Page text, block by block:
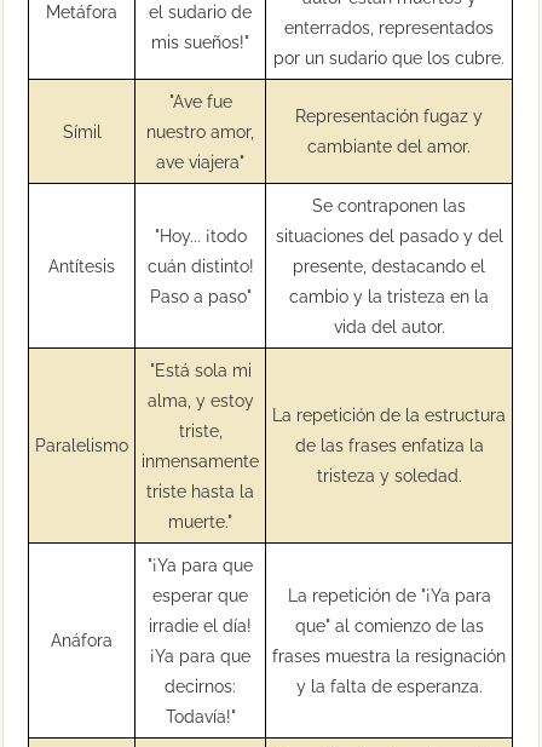
Metáfora
el sudario de
mis sueños!"
enterrados, representados
por un sudario que los cubre.
Símil
"Ave fue
nuestro amor,
ave viajera"
Representación fugaz y
cambiante del amor.
Antítesis
"Hoy... ¡todo
cuán distinto!
Paso a paso"
Se contraponen las
situaciones del pasado y del
presente, destacando el
cambio y la tristeza en la
vida del autor.
Paralelismo
"Está sola mi
alma, y estoy
triste,
inmensamente
triste hasta la
muerte."
La repetición de la estructura
de las frases enfatiza la
tristeza y soledad.
Anáfora
"¡Ya para que
esperar que
irradie el día!
¡Ya para que
decirnos:
Todavía!"
La repetición de "¡Ya para
que" al comienzo de las
frases muestra la resignación
y la falta de esperanza.